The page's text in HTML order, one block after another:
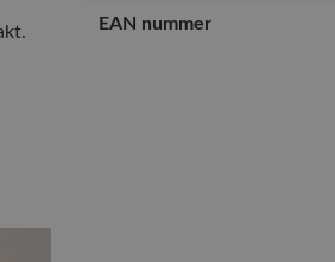
EAN nummer